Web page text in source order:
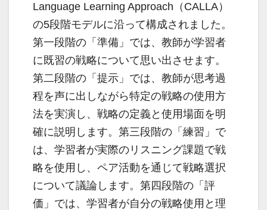
Language Learning Approach（CALLA）
の5段階モデルに沿って構成されました。
第一段階の「準備」では、教師が学習者
に既習の戦略について思い出させます。
第二段階の「提示」では、教師が思考過
程を声に出しながら特定の戦略の使用方
法を実演し、戦略の定義と使用場面を明
確に説明します。第三段階の「練習」で
は、学習者が実際のリスニング課題で戦
略を使用し、ペア活動を通じて戦略選択
について議論します。第四段階の「評
価」では、学習者が自分の戦略使用と理